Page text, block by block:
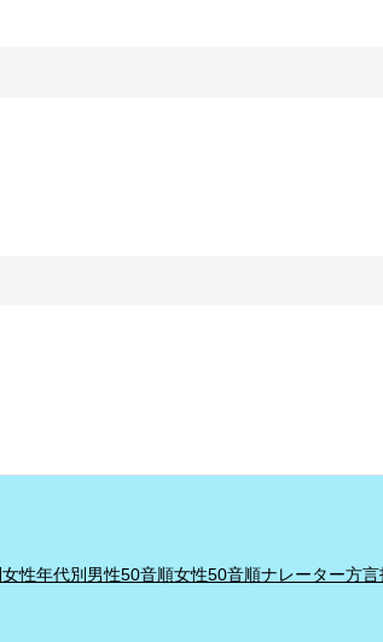
女性年代別 男性50音順女性50音順ナレーター方言